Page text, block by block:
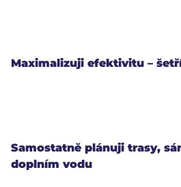
Maximalizuji efektivitu –
Samostatně plánuji trasy,
doplním vodu